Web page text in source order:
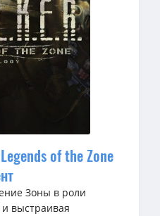
of the Zone
Зоны в роли
выстраивая